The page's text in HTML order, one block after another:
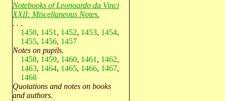
Notebooks of Leonoardo da Vinci
XXII: Miscellaneous Notes.
. . .
1450, 1451 , 1452, 1453, 1454,
1455, 1456, 1457
Notes on pupils.
1458, 1459, 1460, 1461 , 1462,
1463, 1464, 1465, 1466, 1467,
1468
Quotations and notes on books
and authors.